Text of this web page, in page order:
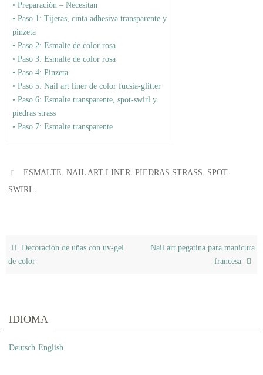
• Preparación – Necesitan
• Paso 1: Tijeras, cinta adhesiva transparente y
pinzeta
• Paso 2: Esmalte de color rosa
• Paso 3: Esmalte de color rosa
• Paso 4: Pinzeta
• Paso 5: Nail art liner de color fucsia-glitter
• Paso 6: Esmalte transparente, spot-swirl y
piedras strass
• Paso 7: Esmalte transparente
ESMALTE,NAIL ART LINER,PIEDRAS STRASS, SPOT-
SWIRL
Decoración de uñas con uv-gel
de color
Nail art pegatina para manicura
francesa
IDIOMA
Deutsch English